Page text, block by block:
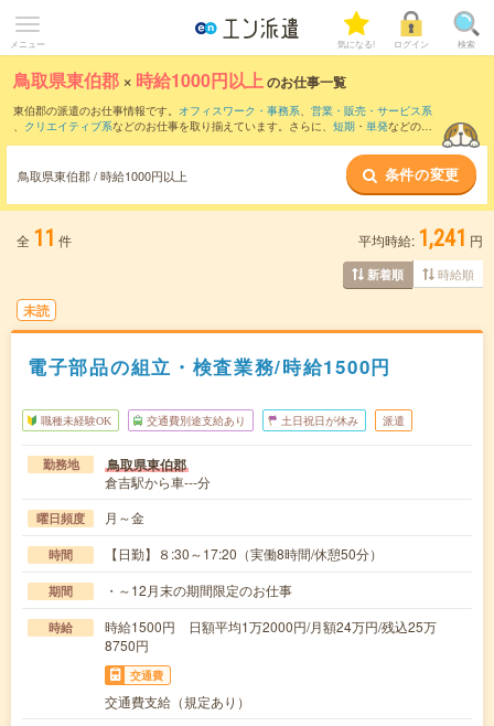
メニュー 気になる! ログイン 検索
鳥取県東伯郡 × 時給1000円以上のお仕事一覧
東伯郡の派遣のお仕事情報です。 オフィスワーク・事務系、 営業・販売・サービス系
、 クリエイティブ系などのお仕事を取り揃えています。さらに、 短期 ・ 単発などの期
時給1050円以上 ・1800円以上の求人はこちら
当サイトでは法令を遵守し、最低賃金以上の求人のみを掲載しています。
鳥取県東伯郡 / 時給1000円以上 条件の変更
全 11 件 平均時給: 1,241 円
新着順 時給順
未読
電子部品の組立・検査業務/時給1500円
職種未経験OK 交通費別途支給あり 土日祝日が休み 派遣
勤務地 鳥取県東伯郡
倉吉駅から車---分
曜日頻度 月～金
時間 【日勤】８:30～17:20（実働8時間/休憩50分）
期間 ・～12月末の期間限定のお仕事
時給
時給1500円 日額平均1万2000円/月額24万円/残込25万
8750円
交通費
交通費支給（規定あり）